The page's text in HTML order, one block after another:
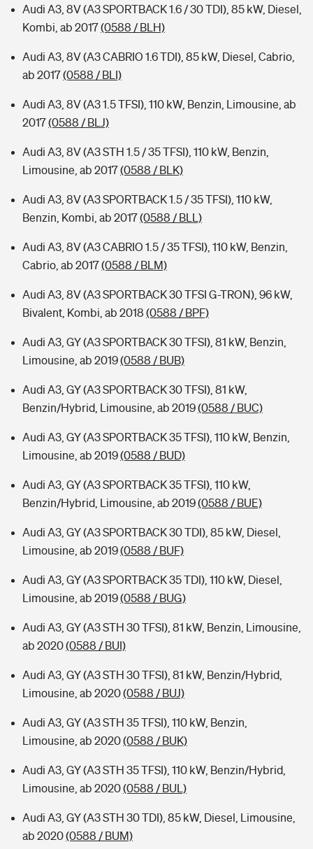
Audi A3, 8V (A3 SPORTBACK 1.6 / 30 TDI), 85 kW, Diesel,
Kombi, ab 2017(0588 / BLH)
Audi A3, 8V (A3 CABRIO 1.6 TDI), 85 kW, Diesel, Cabrio,
ab 2017(0588 / BLI)
Audi A3, 8V (A3 1.5 TFSI), 110 kW, Benzin, Limousine, ab
2017(0588 / BLJ)
Audi A3, 8V (A3 STH 1.5 / 35 TFSI), 110 kW, Benzin,
Limousine, ab 2017(0588 / BLK)
Audi A3, 8V (A3 SPORTBACK 1.5 / 35 TFSI), 110 kW,
Benzin, Kombi, ab 2017(0588 / BLL)
Audi A3, 8V (A3 CABRIO 1.5 / 35 TFSI), 110 kW, Benzin,
Cabrio, ab 2017(0588 / BLM)
Audi A3, 8V (A3 SPORTBACK 30 TFSI G-TRON), 96 kW,
Bivalent, Kombi, ab 2018 (0588 / BPF)
Audi A3, GY (A3 SPORTBACK 30 TFSI), 81 kW, Benzin,
Limousine, ab 2019(0588 / BUB)
Audi A3, GY (A3 SPORTBACK 30 TFSI), 81 kW,
Benzin/Hybrid, Limousine, ab 2019(0588 / BUC)
Audi A3, GY (A3 SPORTBACK 35 TFSI), 110 kW, Benzin,
Limousine, ab 2019(0588 / BUD)
Audi A3, GY (A3 SPORTBACK 35 TFSI), 110 kW,
Benzin/Hybrid, Limousine, ab 2019(0588 / BUE)
Audi A3, GY (A3 SPORTBACK 30 TDI), 85 kW, Diesel,
Limousine, ab 2019(0588 / BUF)
Audi A3, GY (A3 SPORTBACK 35 TDI), 110 kW, Diesel,
Limousine, ab 2019(0588 / BUG)
Audi A3, GY (A3 STH 30 TFSI), 81 kW, Benzin, Limousine,
ab 2020(0588 / BUI)
Audi A3, GY (A3 STH 30 TFSI), 81 kW, Benzin/Hybrid,
Limousine, ab 2020(0588 / BUJ)
Audi A3, GY (A3 STH 35 TFSI), 110 kW, Benzin,
Limousine, ab 2020(0588 / BUK)
Audi A3, GY (A3 STH 35 TFSI), 110 kW, Benzin/Hybrid,
Limousine, ab 2020(0588 / BUL)
Audi A3, GY (A3 STH 30 TDI), 85 kW, Diesel, Limousine,
ab 2020(0588 / BUM)